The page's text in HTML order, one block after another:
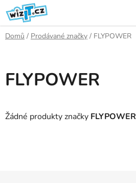
Přejít
na
obsah
Domů / Prodávané značky / FLYPOWER
FLYPOWER
Žádné produkty značky FLYPOWER